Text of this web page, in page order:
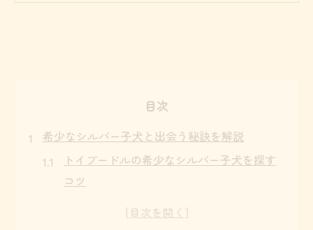
目次
希少なシルバー子犬と出会う秘訣を解説
トイプードルの希少なシルバー子犬を探す
コツ
熊本県で理想のトイプードル子犬と出会う